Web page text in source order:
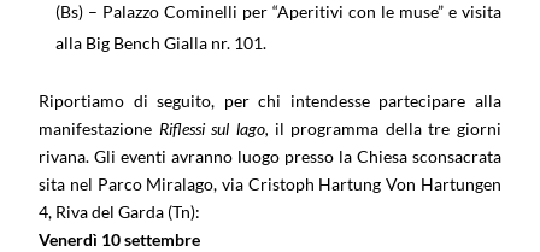
(Bs) – Palazzo Cominelli per “Aperitivi con le muse” e visita
alla Big Bench Gialla nr. 101.
Riportiamo di seguito, per chi intendesse partecipare alla
manifestazione Riflessi sul lago, il programma della tre giorni
rivana. Gli eventi avranno luogo presso la Chiesa sconsacrata
sita nel Parco Miralago, via Cristoph Hartung Von Hartungen
4, Riva del Garda (Tn):
Venerdì 10 settembre